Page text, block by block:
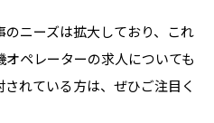
ニーズは拡大しており、これ
ペレーターの求人についても
れている方は、ぜひご注目く